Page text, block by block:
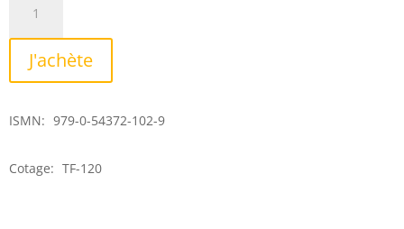
Cinq
Miniatures
pour
J'achète
ISMN: 979-0-54372-102-9
Cotage: TF-120